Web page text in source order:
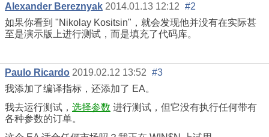
Alexander Bereznyak 2014.01.13 12:12 #2
如果你看到 "Nikolay Kositsin"，就会发现他并没有在实际甚
至是演示版上进行测试，而是填充了代码库。
Paulo Ricardo 2019.02.12 13:52 #3
我添加了编译指标，还添加了 EA。
我去运行测试， 选择参数 进行测试，但它没有执行任何带有
各种参数的订单。